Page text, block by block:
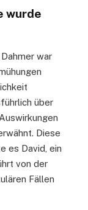
wurde
war
über
Diese
es David, ein
von der
Fällen